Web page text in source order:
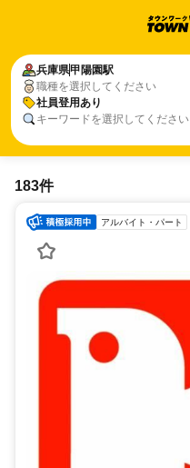
兵庫県甲陽園駅
職種を選択してください
社員登用あり
キーワードを選択してください
183件
アルバイト・パート